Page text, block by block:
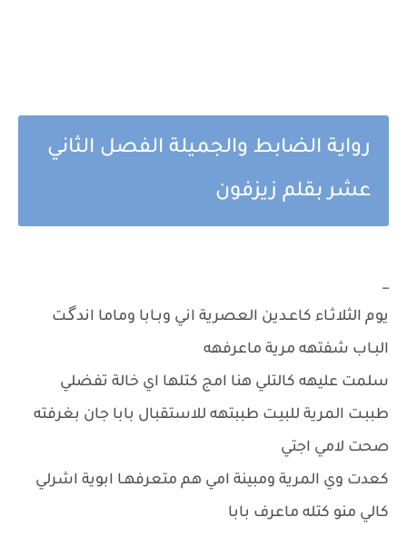
رواية الضابط والجميلة الفصل الثاني
عشر بقلم زيزفون
_
يوم الثلاثـاء كاعـدين العصرية اني وبـابا وماما اندگـت
البـاب شفتهه مرية ماعرفهه
سلمت عليهه كالتلي هنا امج كتلها اي خالة تفضلي
طببـت المرية للبيـت طببتهه للاستقبال بابا جان بغرفته
صحت لامي اجتي
كعدت وي المرية ومبينة امي هم متعرفهـا ابوية اشرلي
كالي منو كتله ماعرف بابا